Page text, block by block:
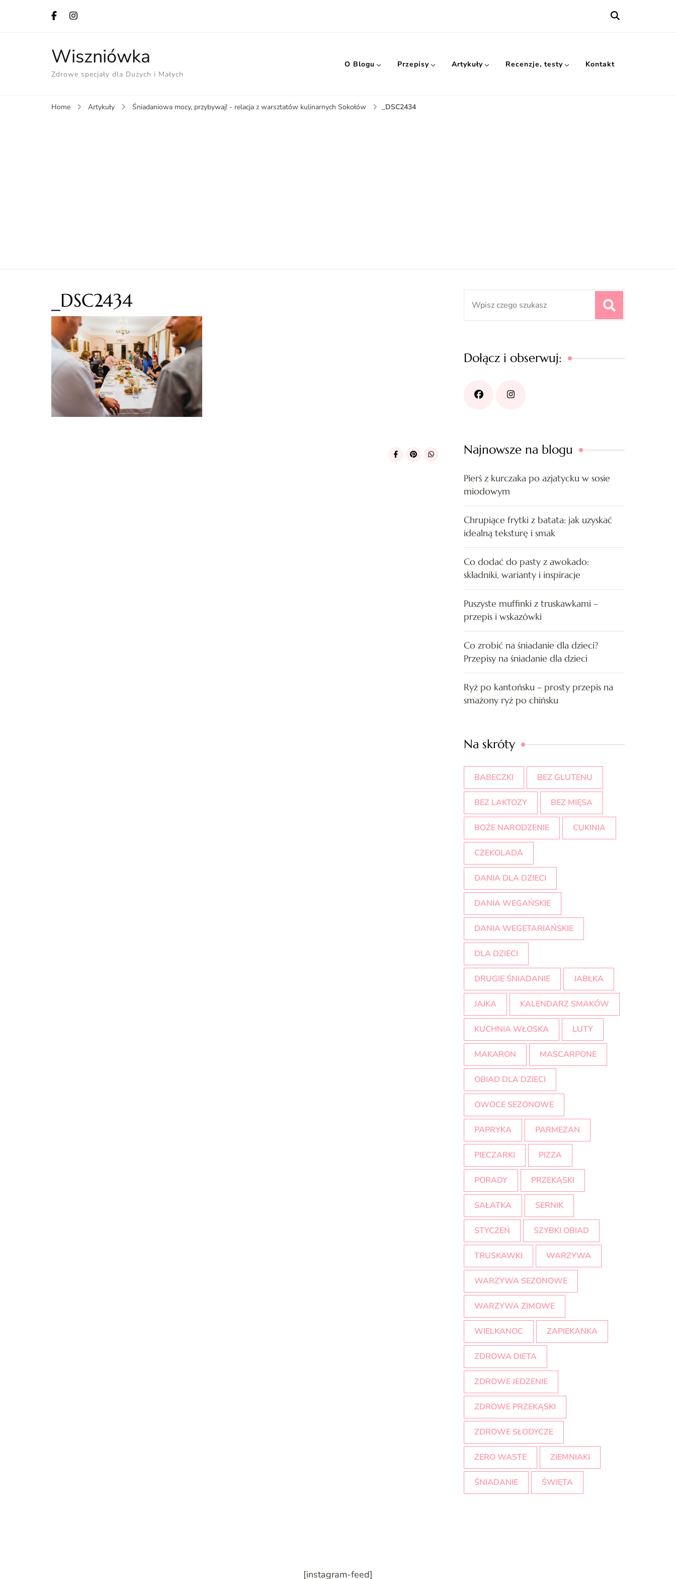
Wiszniówka
Zdrowe specjały dla Dużych i Małych
O Blogu Przepisy Artykuły Recenzje, testy Kontakt
Home Artykuły Śniadaniowa mocy, przybywaj! - relacja z warsztatów kulinarnych Sokołów _DSC2434
_DSC2434
Dołącz i obserwuj:
Najnowsze na blogu
Pierś z kurczaka po azjatycku w sosie
miodowym
Chrupiące frytki z batata: jak uzyskać
idealną teksturę i smak
Co dodać do pasty z awokado:
składniki, warianty i inspiracje
Puszyste muffinki z truskawkami –
przepis i wskazówki
Co zrobić na śniadanie dla dzieci?
Przepisy na śniadanie dla dzieci
Ryż po kantońsku – prosty przepis na
smażony ryż po chińsku
Na skróty
BABECZKI BEZ GLUTENU
BEZ LAKTOZY BEZ MIĘSA
BOŻE NARODZENIE CUKINIA
CZEKOLADA
DANIA DLA DZIECI
DANIA WEGAŃSKIE
DANIA WEGETARIAŃSKIE
DLA DZIECI
DRUGIE ŚNIADANIE JABŁKA
JAJKA KALENDARZ SMAKÓW
KUCHNIA WŁOSKA LUTY
MAKARON MASCARPONE
OBIAD DLA DZIECI
OWOCE SEZONOWE
PAPRYKA PARMEZAN
PIECZARKI PIZZA
PORADY PRZEKĄSKI
SAŁATKA SERNIK
STYCZEŃ SZYBKI OBIAD
TRUSKAWKI WARZYWA
WARZYWA SEZONOWE
WARZYWA ZIMOWE
WIELKANOC ZAPIEKANKA
ZDROWA DIETA
ZDROWE JEDZENIE
ZDROWE PRZEKĄSKI
ZDROWE SŁODYCZE
ZERO WASTE ZIEMNIAKI
ŚNIADANIE ŚWIĘTA
[instagram-feed]